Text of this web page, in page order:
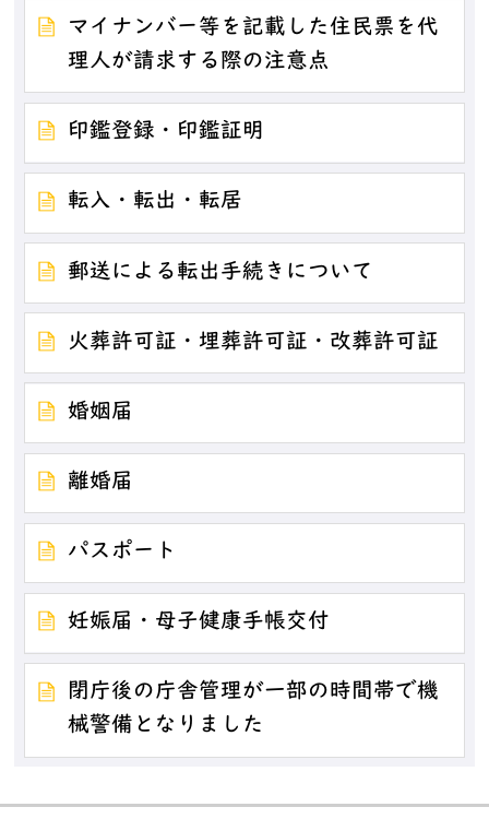
マイナンバー等を記載した住民票を代
理人が請求する際の注意点
印鑑登録・印鑑証明
転入・転出・転居
郵送による転出手続きについて
火葬許可証・埋葬許可証・改葬許可証
婚姻届
離婚届
パスポート
妊娠届・母子健康手帳交付
閉庁後の庁舎管理が一部の時間帯で機
械警備となりました